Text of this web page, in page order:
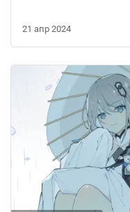
21 апр 2024